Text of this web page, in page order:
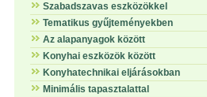
Szabadszavas eszközökkel
Tematikus gyűjteményekben
Az alapanyagok között
Konyhai eszközök között
Konyhatechnikai eljárásokban
Minimális tapasztalattal